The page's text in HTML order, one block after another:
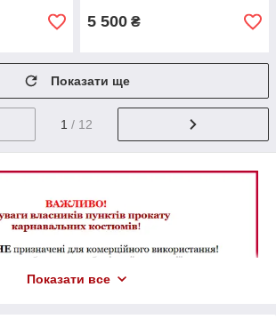
5 500 ₴
Показати ще
1 / 12
Показати все